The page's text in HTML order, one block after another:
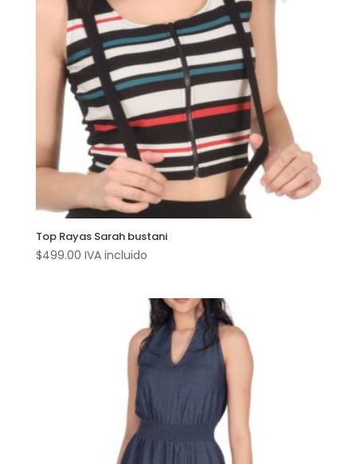
Top Rayas Sarah bustani
$499.00 IVA incluido